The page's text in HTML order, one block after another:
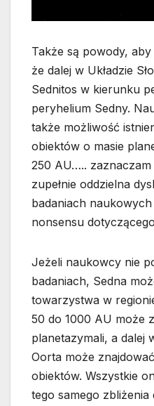
Także są powody,
że dalej w Układzie
Sednitos w kierunku
peryhelium Sedny.
także możliwość
obiektów o masie
250 AU….. zaznaczam
zupełnie oddzielna
badaniach
nonsensu
Jeżeli naukowcy nie
badaniach, Sedna
towarzystwa w
50 do 1000 AU może
planetazymali, a dalej
Oorta może
obiektów. Wszystkie
tego samego zbliżenia